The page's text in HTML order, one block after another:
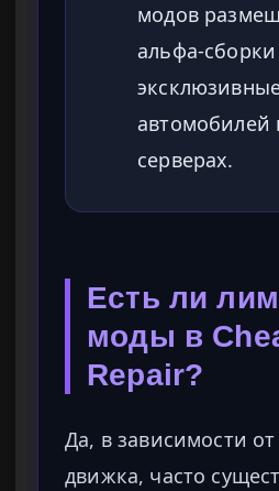
модов
альфа-
автомобилей
серверах.
Есть ли
моды в
Repair?
Да, в зависимости
движка, часто